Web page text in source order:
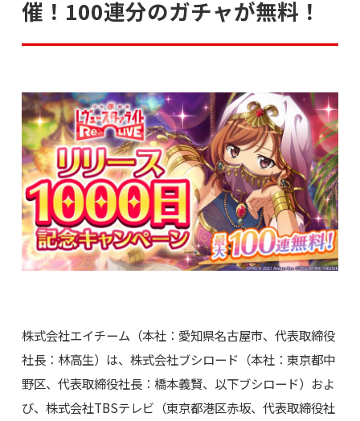
催！100連分のガチャが無料！
株式会社エイチーム（本社：愛知県名古屋市、代表取締役
社長：林高生）は、株式会社ブシロード（本社：東京都中
野区、代表取締役社長：橋本義賢、以下ブシロード）およ
び、株式会社TBSテレビ（東京都港区赤坂、代表取締役社